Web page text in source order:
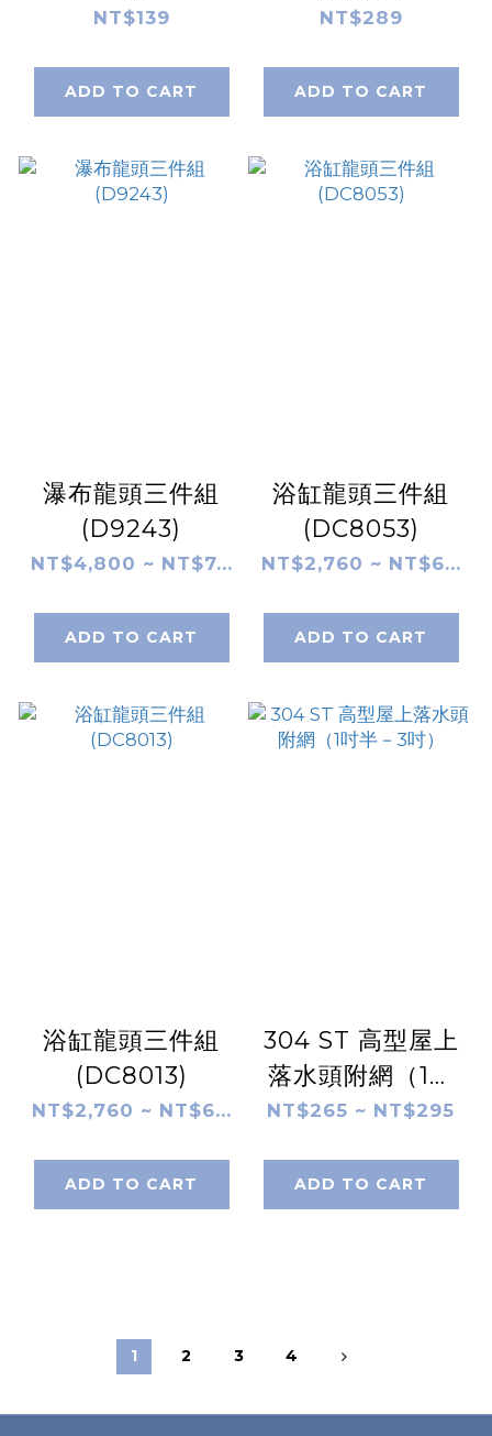
NT$139
ADD TO CART
NT$289
ADD TO CART
瀑布龍頭三件組
(D9243)
NT$4,800 ~ NT$7...
ADD TO CART
浴缸龍頭三件組
(DC8053)
NT$2,760 ~ NT$6...
ADD TO CART
浴缸龍頭三件組
(DC8013)
NT$2,760 ~ NT$6...
ADD TO CART
304 ST 高型屋上
落水頭附網（1吋
半－3吋）
NT$265 ~ NT$295
ADD TO CART
1 2 3 4